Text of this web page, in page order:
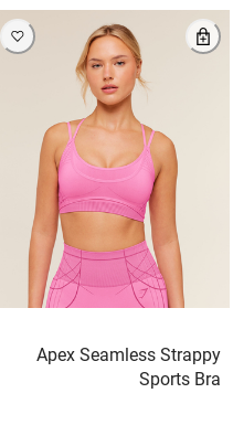
Apex Seamless Strappy
Sports Bra